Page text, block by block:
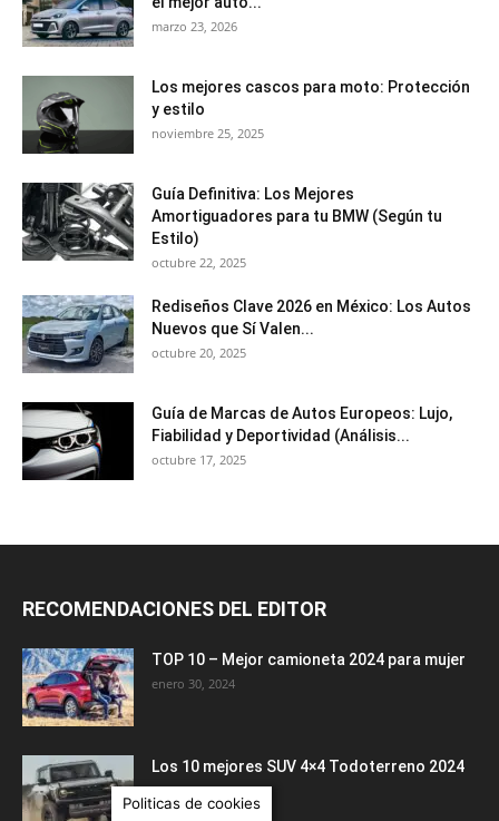
marzo 23, 2026
Los mejores cascos para moto: Protección
y estilo
noviembre 25, 2025
Guía Definitiva: Los Mejores
Amortiguadores para tu BMW (Según tu
Estilo)
octubre 22, 2025
Rediseños Clave 2026 en México: Los Autos
Nuevos que Sí Valen...
octubre 20, 2025
Guía de Marcas de Autos Europeos: Lujo,
Fiabilidad y Deportividad (Análisis...
octubre 17, 2025
RECOMENDACIONES DEL EDITOR
TOP 10 – Mejor camioneta 2024 para mujer
enero 30, 2024
Los 10 mejores SUV 4×4 Todoterreno 2024
enero 22, 2024
Politicas de cookies